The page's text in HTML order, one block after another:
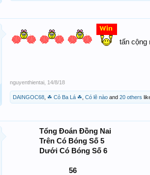
tấn cộng
nguyenthientai 14/8/18
DAINGOC68 ☘ Cỏ Ba Lá ☘ Có lẽ nào and 20 others
Tổng Đoán Đồng Nai
Trên Có Bóng Số 5
Dưới Có Bóng Số 6
56